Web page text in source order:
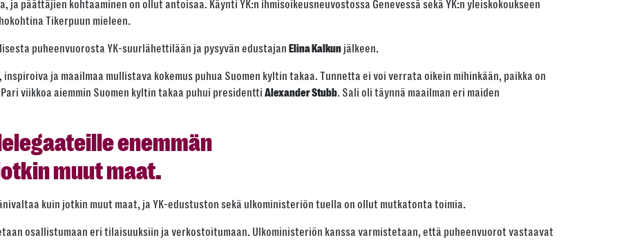
ja päättäjien kohtaaminen on ollut antoisaa. Käynti YK:n ihmisoikeusneuvostossa Genevessä sekä YK:n yleiskokoukseen
Tikerpuun mieleen.
puheenvuorosta YK-suurlähettilään ja pysyvän edustajan Elina Kalkun jälkeen.
ja maailmaa mullistava kokemus puhua Suomen kyltin takaa. Tunnetta ei voi verrata oikein mihinkään, paikka on
viikkoa aiemmin Suomen kyltin takaa puhui presidentti Alexander Stubb. Sali oli täynnä maailman eri maiden
enemmän
muut maat.
kuin jotkin muut maat, ja YK-edustuston sekä ulkoministeriön tuella on ollut mutkatonta toimia.
osallistumaan eri tilaisuuksiin ja verkostoitumaan. Ulkoministeriön kanssa varmistetaan, että puheenvuorot vastaavat